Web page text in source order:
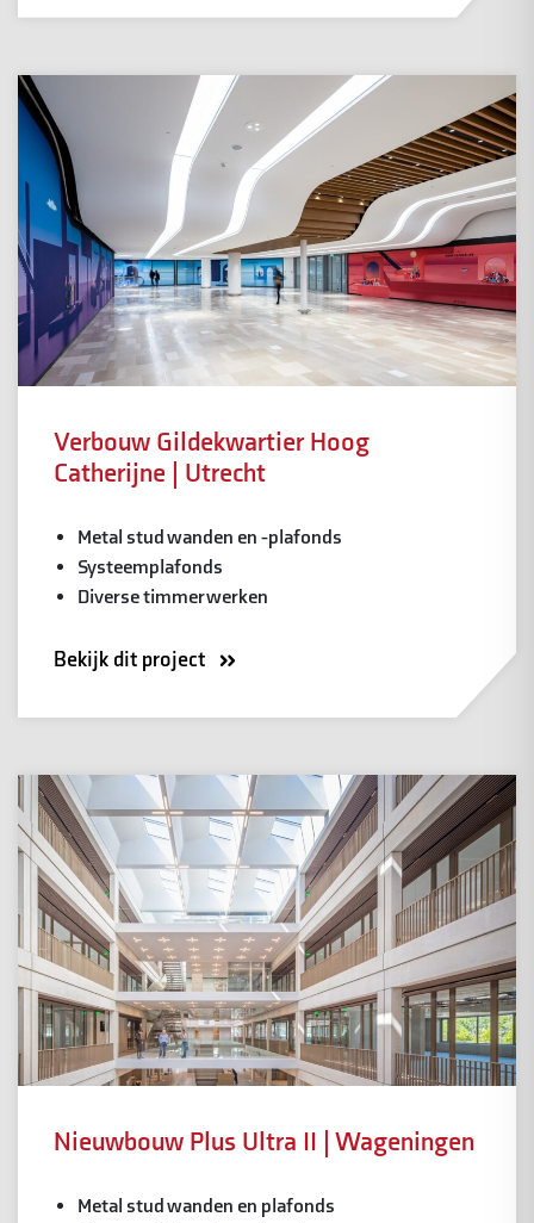
Verbouw Gildekwartier Hoog
Catherijne | Utrecht
Metal stud wanden en -plafonds
Systeemplafonds
Diverse timmerwerken
Bekijk dit project
Nieuwbouw Plus Ultra II | Wageningen
Metal stud wanden en plafonds